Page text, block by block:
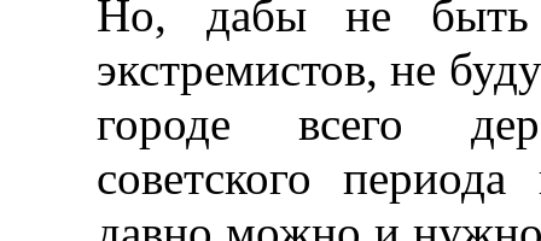
Но, дабы не быть
экстремистов, не
городе всего
советского